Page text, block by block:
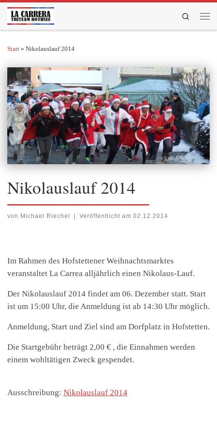
Zum Inhalt springen
Search
Start » Nikolauslauf 2014
Nikolauslauf 2014
von Michael Riechel | Veröffentlicht am 02.12.2014
Im Rahmen des Hofstettener Weihnachtsmarktes
veranstaltet La Carrea alljährlich einen Nikolaus-Lauf.
Der Nikolauslauf 2014 findet am 06. Dezember statt. Start
ist um 15:00 Uhr, die Anmeldung ist ab 14:30 Uhr möglich.
Anmeldung, Start und Ziel sind am Dorfplatz in Hofstetten.
Die Startgebühr beträgt 2,00 € , die Einnahmen werden
einem wohltätigen Zweck gespendet.
Ausschreibung: Nikolauslauf 2014